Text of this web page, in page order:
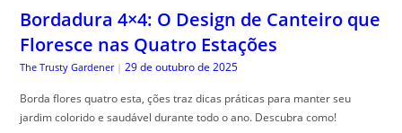
Bordadura 4×4: O Design de Canteiro que
Floresce nas Quatro Estações
The Trusty Gardener | 29 de outubro de 2025
Borda flores quatro esta, ções traz dicas práticas para manter seu
jardim colorido e saudável durante todo o ano. Descubra como!